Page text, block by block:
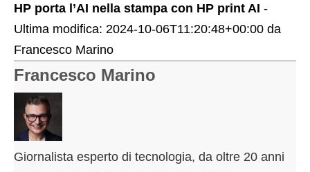
HP porta l’AI nella stampa con HP print AI -
Ultima modifica: 2024-10-06T11:20:48+00:00 da
Francesco Marino
Francesco Marino
Giornalista esperto di tecnologia, da oltre 20 anni